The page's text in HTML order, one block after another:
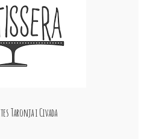
Taronja i Civada